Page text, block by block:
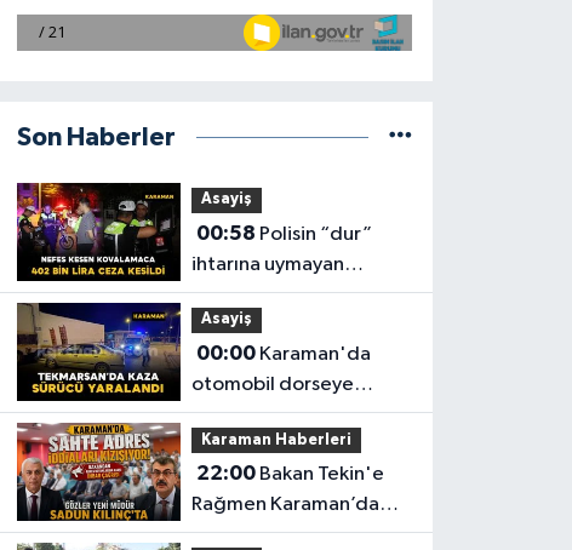
Son Haberler
Asayiş
00:58
ihtarına uymayan
motosiklet sürücüsüne
402 bin lira ceza kesildi
Asayiş
00:00Karaman'da
otomobil dorseye
çarptı: 1 yaralı
Karaman Haberleri
22:00Bakan Tekin'e
Rağmen Karaman’da
Akraba Adresi Oyununa